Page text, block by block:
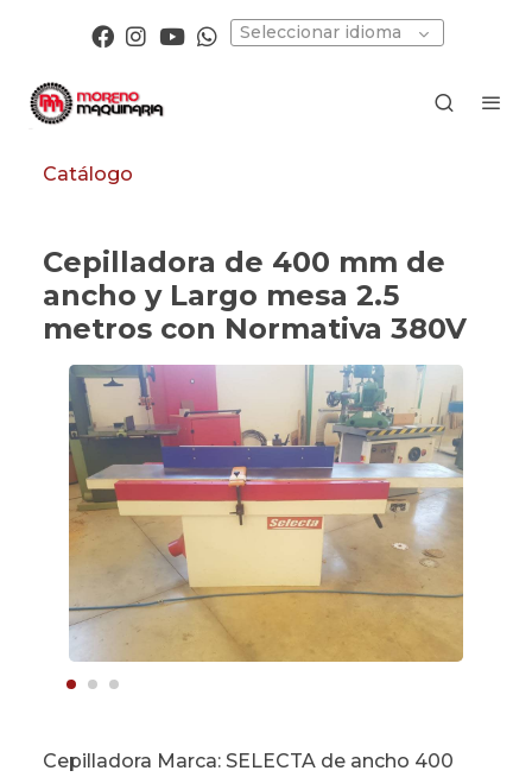
Seleccionar idioma
Catálogo
Cepilladora de 400 mm de
ancho y Largo mesa 2.5
metros con Normativa 380V
Cepilladora Marca: SELECTA de ancho 400